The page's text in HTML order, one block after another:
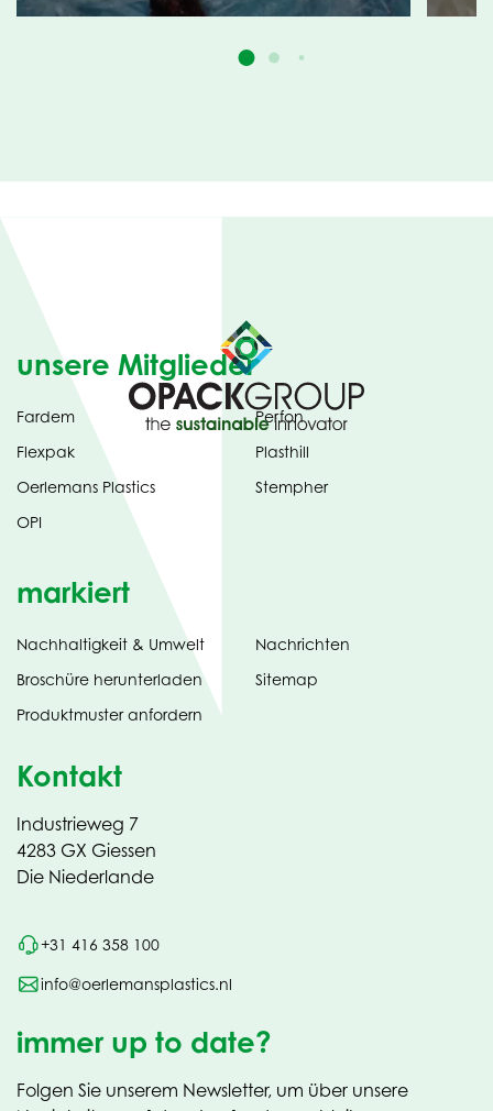
unsere Mitglieder
Fardem
Flexpak
Oerlemans Plastics
OPI
Perfon
Plasthill
Stempher
markiert
Nachhaltigkeit & Umwelt
Broschüre herunterladen(opens
in
new
Produktmuster anfordern
Nachrichten
Sitemap
Kontakt
Industrieweg 7
4283 GX Giessen
Die Niederlande
+31 416 358 100
info@oerlemansplastics.nl
immer up to date?
Folgen Sie unserem Newsletter, um über unsere